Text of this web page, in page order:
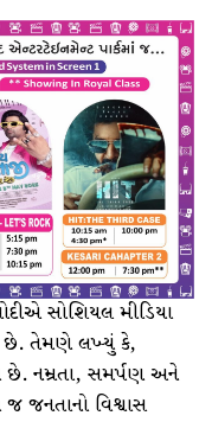
સોશિયલ મીડિયા
છે. તેમણે લખ્યું કે,
છે. નમ્રતા, સમર્પણ અને
જ જનતાનો વિશ્વાસ